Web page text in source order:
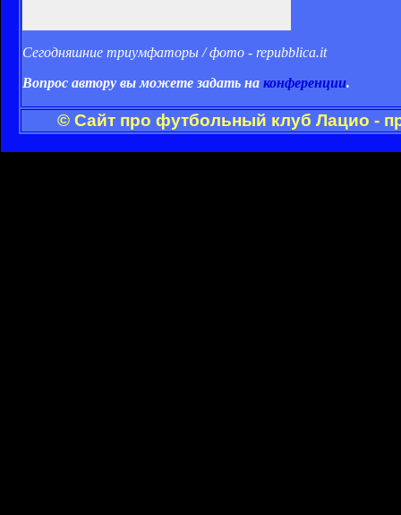
Сегодняшние триумфаторы / фото - repubblica.it
Вопрос автору вы можете задать на конференции.
© Сайт про футбольный клуб Лацио -